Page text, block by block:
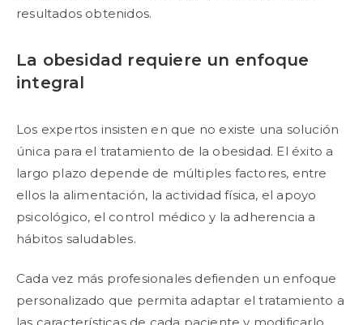
resultados obtenidos.
La obesidad requiere un enfoque
integral
Los expertos insisten en que no existe una solución
única para el tratamiento de la obesidad. El éxito a
largo plazo depende de múltiples factores, entre
ellos la alimentación, la actividad física, el apoyo
psicológico, el control médico y la adherencia a
hábitos saludables.
Cada vez más profesionales defienden un enfoque
personalizado que permita adaptar el tratamiento a